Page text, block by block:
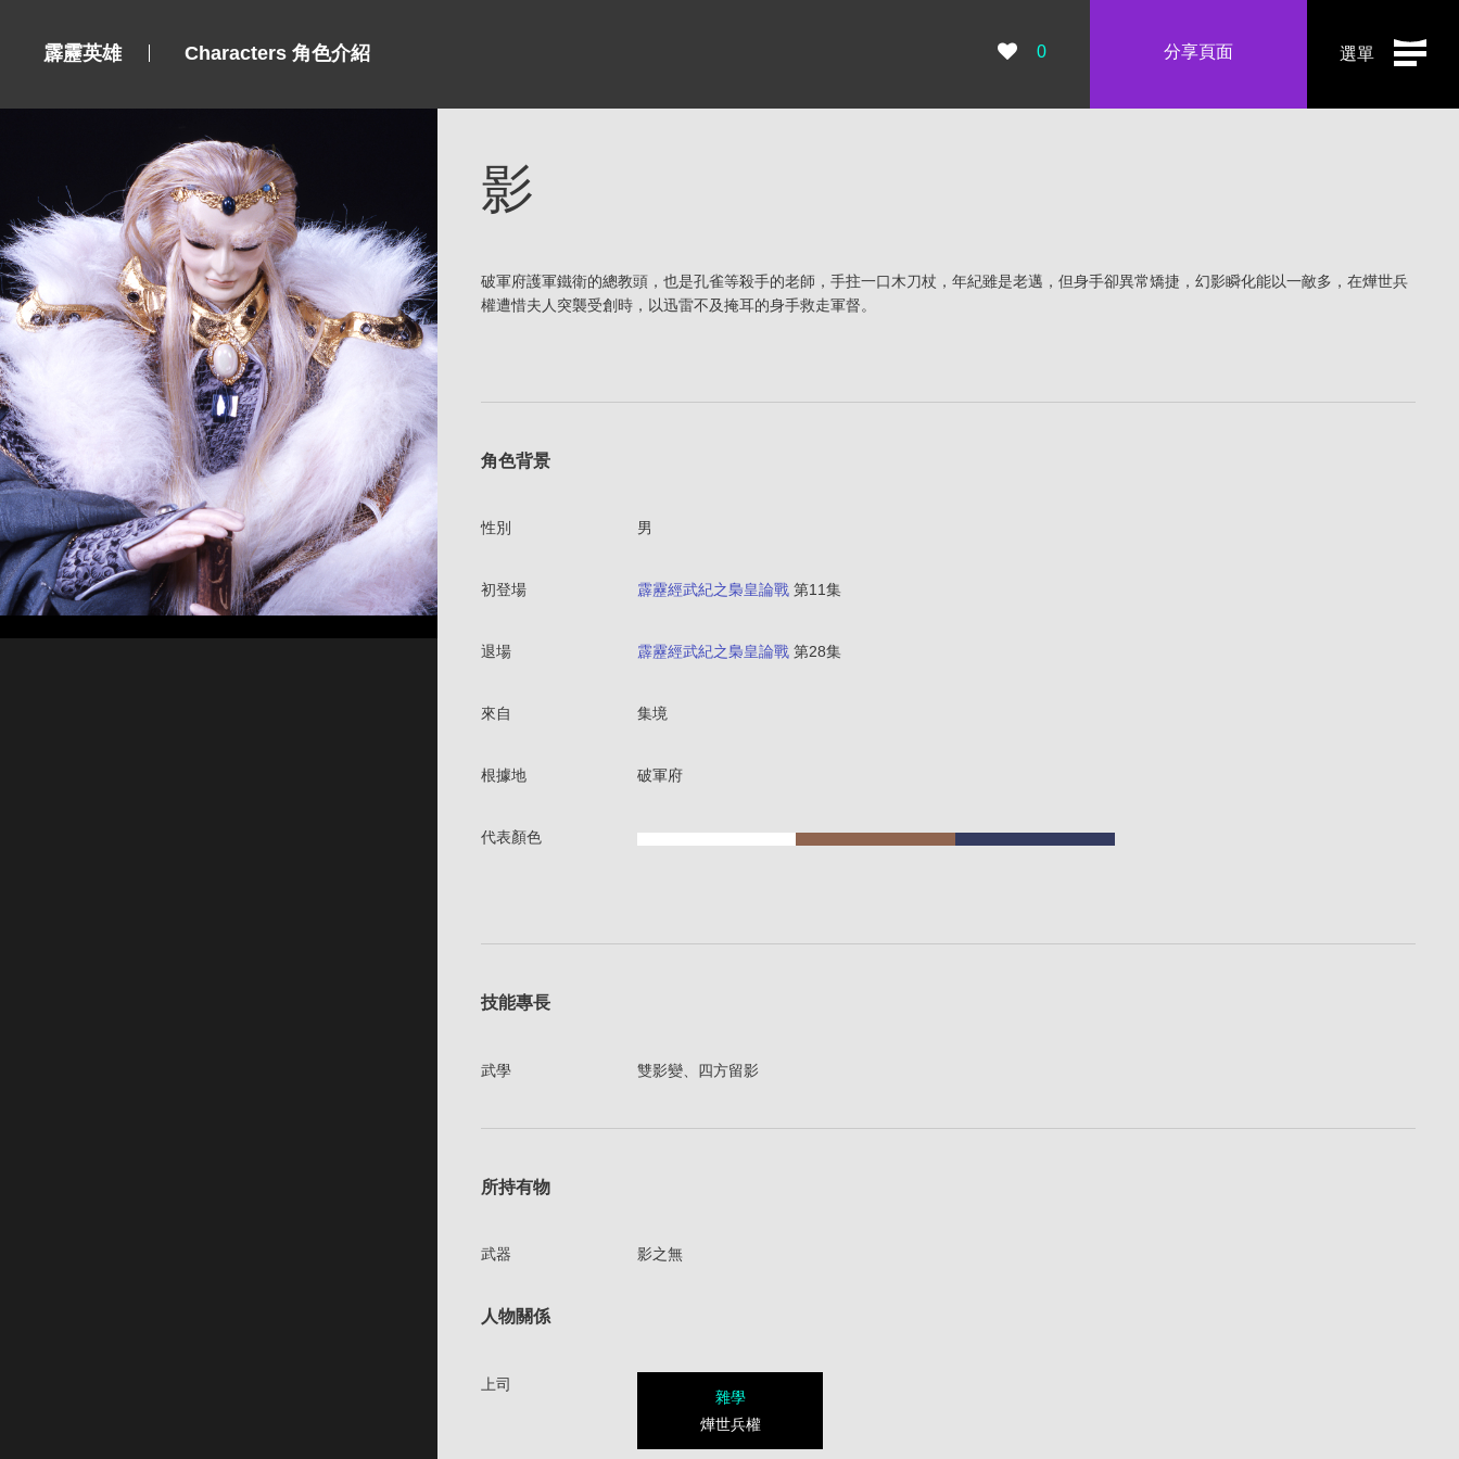
選單
霹靂英雄 Characters 角色介紹 瀏覽數：
0 分享頁面
影
破軍府護軍鐵衛的總教頭，也是孔雀等殺手的老師，手拄一口木刀杖，年紀雖是老邁，但身手卻異常矯捷，幻影瞬化能以一敵多，在燁世兵
權遭惜夫人突襲受創時，以迅雷不及掩耳的身手救走軍督。
角色背景
性別 男
初登場 霹靂經武紀之梟皇論戰第11集
退場 霹靂經武紀之梟皇論戰第28集
來自 集境
根據地 破軍府
代表顏色
技能專長
武學 雙影變、四方留影
所持有物
武器 影之無
人物關係
上司
雜學
燁世兵權